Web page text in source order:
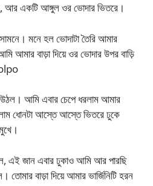
আর একটি আঙ্গুল ওর ভোদার ভিতরে।
মনে হল ভোদাটা তৈরি আমার
আমার বাড়া দিয়ে ওর ভোদার উপর বাড়ি
আমি এবার চেপে ধরলাম আমার
ধোনটা আস্তে আস্তে ভিতরে ঢুকে
এই জান এবার ঢুকাও আমি আর পারছি
বাড়া দিয়ে আমার ভার্জিনিটি হরন